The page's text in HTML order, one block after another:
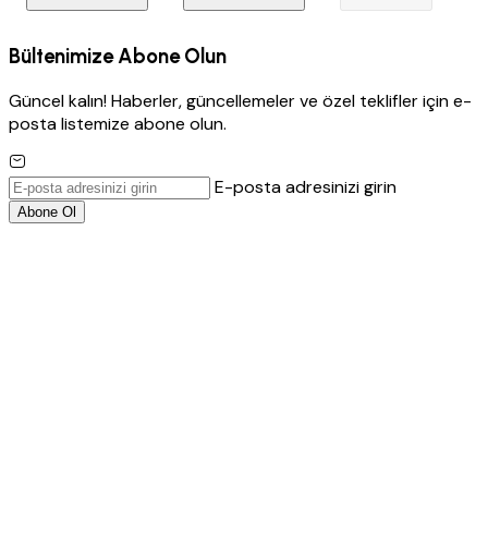
Bültenimize Abone Olun
Güncel kalın! Haberler, güncellemeler ve özel teklifler için e-
posta listemize abone olun.
E-posta adresinizi girin
Abone Ol